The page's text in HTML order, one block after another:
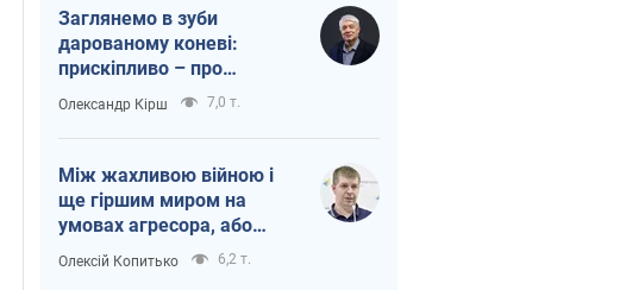
Заглянемо в зуби
дарованому коневі:
прискіпливо – про
допомогу Україні
Олександр Кірш 7,0 т.
Між жахливою війною і
ще гіршим миром на
умовах агресора, або
Безвихідність – теж
Олексій Копитько 6,2 т.